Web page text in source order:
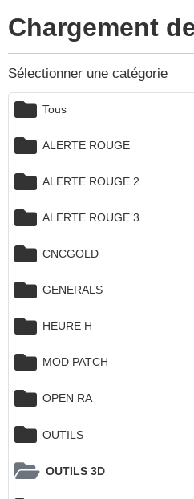
Chargement
Sélectionner une catégorie
Tous
ALERTE ROUGE
ALERTE ROUGE 2
ALERTE ROUGE 3
CNCGOLD
GENERALS
HEURE H
MOD PATCH
OPEN RA
OUTILS
OUTILS 3D